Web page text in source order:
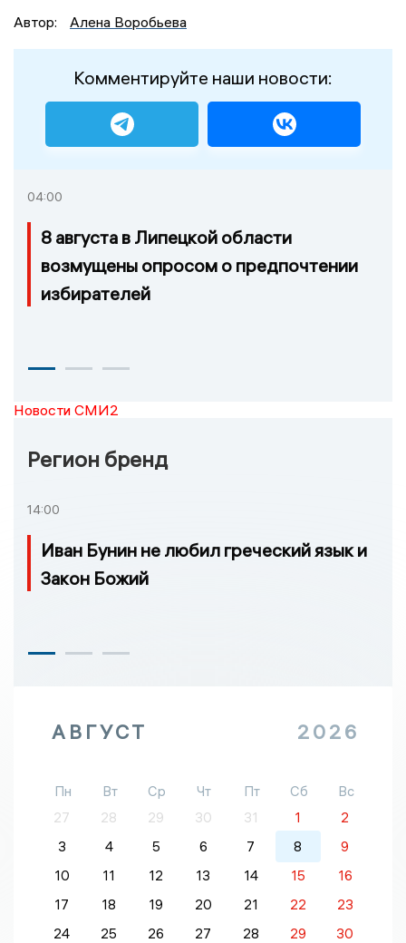
Автор:
Алена Воробьева
Комментируйте наши новости:
04:00
8 августа в Липецкой области
возмущены опросом о предпочтении
избирателей
Новости СМИ2
Регион бренд
14:00
Иван Бунин не любил греческий язык и
Закон Божий
АВГУСТ 2026
Пн Вт Ср Чт Пт Сб
Вс
27
28 29 30 31 1
2
3
4 5 6 7 8
9
10
11 12 13 14 15
16
17
18 19 20 21 22
23
24
25 26 27 28 29
30